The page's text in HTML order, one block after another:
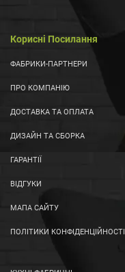
Корисні Посилання
ФАБРИКИ-ПАРТНЕРИ
ПРО КОМПАНІЮ
ДОСТАВКА ТА ОПЛАТА
ДИЗАЙН ТА СБОРКА
ГАРАНТІЇ
ВІДГУКИ
МАПА САЙТУ
ПОЛІТИКИ КОНФІДЕНЦІЙНОСТІ